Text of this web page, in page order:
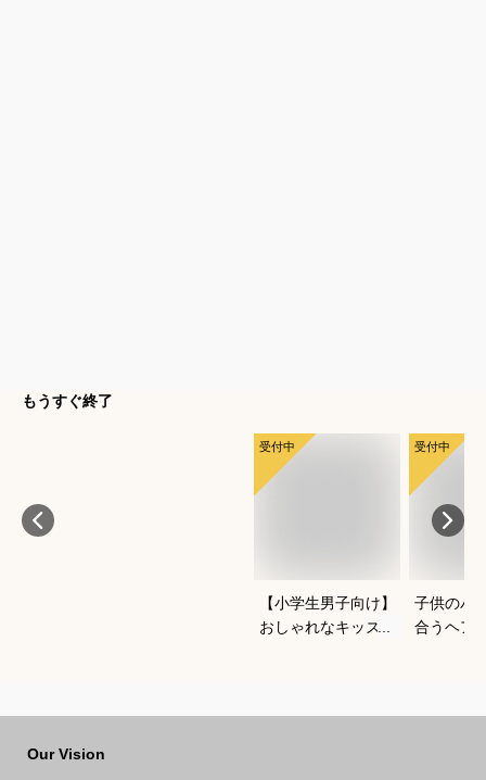
もうすぐ終了
受付中
【小学生男子向け】
おしゃれなキッズジ
受付中
子供のパ
合うヘア
Our Vision